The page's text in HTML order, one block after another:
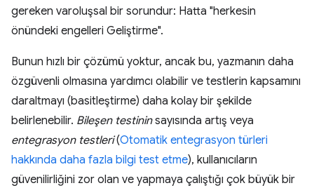
gereken varoluşsal bir sorundur: Hatta "herkesin
önündeki engelleri Geliştirme".
Bunun hızlı bir çözümü yoktur, ancak bu, yazmanın daha
özgüvenli olmasına yardımcı olabilir ve testlerin kapsamını
daraltmayı (basitleştirme) daha kolay bir şekilde
belirlenebilir. Bileşen testininsayısında artış veya
entegrasyon testleri(Otomatik entegrasyon türleri
hakkında daha fazla bilgi test etme), kullanıcıların
güvenilirliğini zor olan ve yapmaya çalıştığı çok büyük bir